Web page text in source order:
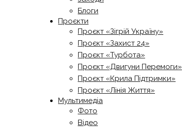
Блоги
Проєкти
Проєкт «Зігрій Україну»
Проєкт «Захист 24»
Проєкт «Турбота»
Проєкт «Двигуни Перемоги»
Проєкт «Крила Підтримки»
Проєкт «Лінія Життя»
Мультимедіа
Фото
Відео